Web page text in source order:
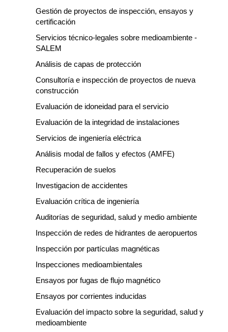
Gestión de proyectos de inspección, ensayos y
certificación
Servicios técnico-legales sobre medioambiente -
SALEM
Análisis de capas de protección
Consultoría e inspección de proyectos de nueva
construcción
Evaluación de idoneidad para el servicio
Evaluación de la integridad de instalaciones
Servicios de ingeniería eléctrica
Análisis modal de fallos y efectos (AMFE)
Recuperación de suelos
Investigacion de accidentes
Evaluación crítica de ingeniería
Auditorías de seguridad, salud y medio ambiente
Inspección de redes de hidrantes de aeropuertos
Inspección por partículas magnéticas
Inspecciones medioambientales
Ensayos por fugas de flujo magnético
Ensayos por corrientes inducidas
Evaluación del impacto sobre la seguridad, salud y
medioambiente